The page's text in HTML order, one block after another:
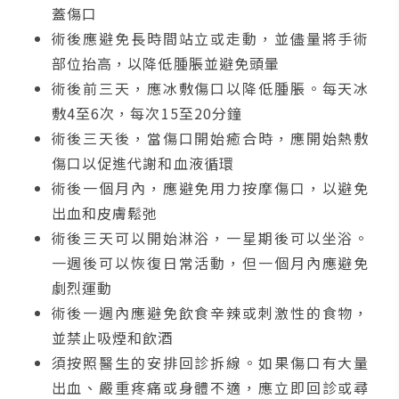
蓋傷口
術後應避免長時間站立或走動，並儘量將手術
部位抬高，以降低腫脹並避免頭暈
術後前三天，應冰敷傷口以降低腫脹。每天冰
敷4至6次，每次15至20分鐘
術後三天後，當傷口開始癒合時，應開始熱敷
傷口以促進代謝和血液循環
術後一個月內，應避免用力按摩傷口，以避免
出血和皮膚鬆弛
術後三天可以開始淋浴，一星期後可以坐浴。
一週後可以恢復日常活動，但一個月內應避免
劇烈運動
術後一週內應避免飲食辛辣或刺激性的食物，
並禁止吸煙和飲酒
須按照醫生的安排回診拆線。如果傷口有大量
出血、嚴重疼痛或身體不適，應立即回診或尋